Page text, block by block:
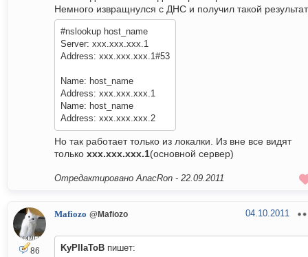
Немного извращнулся с ДНС и получил такой
#nslookup host_name
Server: xxx.xxx.xxx.1
Address: xxx.xxx.xxx.1#53
Name: host_name
Address: xxx.xxx.xxx.1
Name: host_name
Address: xxx.xxx.xxx.2
Но так работает только из локалки. Из вне все видят
только xxx.xxx.xxx.1(основной сервер)
Отредактировано AnacRon - 22.09.2011
86
Mafiozo @Mafiozo 04.10.2011
KyPIIaToB пишет: